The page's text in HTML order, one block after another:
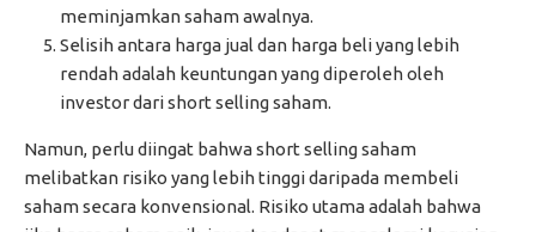
meminjamkan saham awalnya.
Selisih antara harga jual dan harga beli yang lebih
rendah adalah keuntungan yang diperoleh oleh
investor dari short selling saham.
Namun, perlu diingat bahwa short selling saham
melibatkan risiko yang lebih tinggi daripada membeli
saham secara konvensional. Risiko utama adalah bahwa